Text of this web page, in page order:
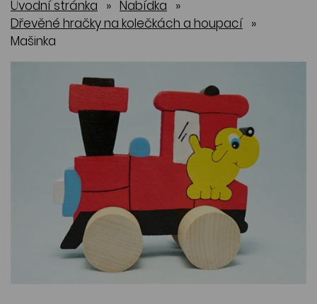
Úvodní stránka » Nabídka »
Dřevěné hračky na kolečkách a houpací »
Mašinka